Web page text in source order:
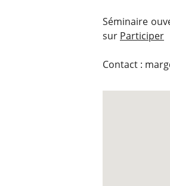
Séminaire
sur Participer
Contact :